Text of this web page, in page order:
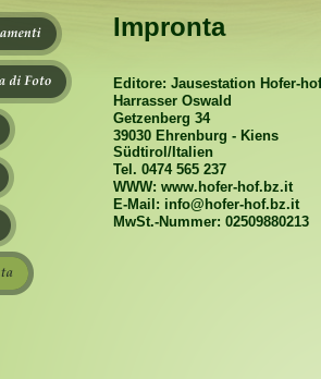
Impronta
Editore: Jausestation Hofer-hof
Harrasser Oswald
Getzenberg 34
39030 Ehrenburg - Kiens
Südtirol/Italien
Tel. 0474 565 237
WWW: www.hofer-hof.bz.it
E-Mail: info@hofer-hof.bz.it
MwSt.-Nummer: 02509880213